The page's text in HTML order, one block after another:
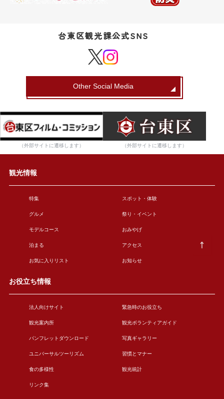
台東区観光課公式SNS
Other Social Media
（外部サイトに遷移します） （外部サイトに遷移します）
観光情報
特集 スポット・体験
グルメ 祭り・イベント
モデルコース おみやげ
泊まる アクセス
お気に入りリスト お知らせ
お役立ち情報
法人向けサイト 緊急時のお役立ち
観光案内所 観光ボランティアガイド
パンフレットダウンロード 写真ギャラリー
ユニバーサルツーリズム 習慣とマナー
食の多様性 観光統計
リンク集